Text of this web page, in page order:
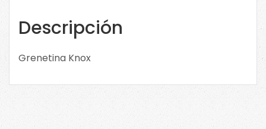
Descripción
Grenetina Knox